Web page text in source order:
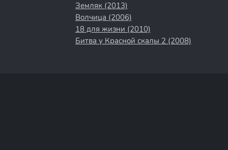
Земляк (2013)
Волчица (2006)
18 для жизни (2010)
Битва у Красной скалы 2 (2008)